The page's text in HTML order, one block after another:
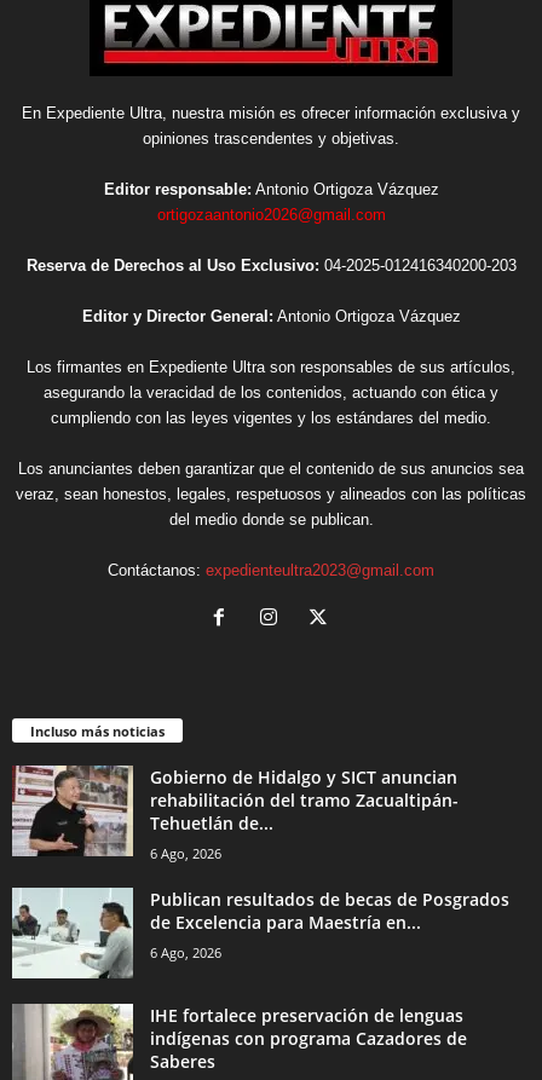
En Expediente Ultra, nuestra misión es ofrecer información exclusiva y
opiniones trascendentes y objetivas.
Editor responsable: Antonio Ortigoza Vázquez
ortigozaantonio2026@gmail.com
Reserva de Derechos al Uso Exclusivo: 04-2025-012416340200-203
Editor y Director General: Antonio Ortigoza Vázquez
Los firmantes en Expediente Ultra son responsables de sus artículos,
asegurando la veracidad de los contenidos, actuando con ética y
cumpliendo con las leyes vigentes y los estándares del medio.
Los anunciantes deben garantizar que el contenido de sus anuncios sea
veraz, sean honestos, legales, respetuosos y alineados con las políticas
del medio donde se publican.
Contáctanos: expedienteultra2023@gmail.com
Incluso más noticias
Gobierno de Hidalgo y SICT anuncian
rehabilitación del tramo Zacualtipán-
Tehuetlán de...
6 Ago, 2026
Publican resultados de becas de Posgrados
de Excelencia para Maestría en...
6 Ago, 2026
IHE fortalece preservación de lenguas
indígenas con programa Cazadores de
Saberes